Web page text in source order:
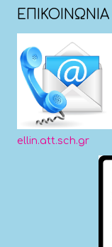
ΕΠΙΚΟΙΝΩΝΙΑ
ellin.att.sch.gr